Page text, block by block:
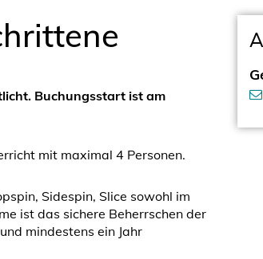
Buchungsstart ist am
mit maximal 4 Personen.
Sidespin, Slice sowohl im
ist das sichere Beherrschen der
mindestens ein Jahr